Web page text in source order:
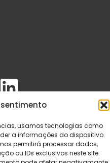
usamos tecnologias como
a informações do dispositivo.
permitirá processar dados,
ou IDs exclusivos neste site.
Emergência. Todos os